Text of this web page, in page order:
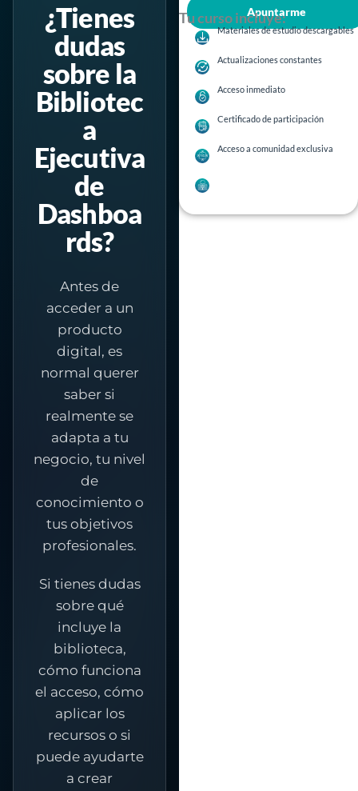
¿Tienes
dudas
sobre la
Bibliotec
a
Ejecutiva
de
Dashboa
rds?
Antes de
acceder a un
producto
digital, es
normal querer
saber si
realmente se
adapta a tu
negocio, tu nivel
de
conocimiento o
tus objetivos
profesionales.
Si tienes dudas
sobre qué
incluye la
biblioteca,
cómo funciona
el acceso, cómo
aplicar los
recursos o si
puede ayudarte
a crear
Tu curso incluye:
Materiales de estudio descargables
Actualizaciones constantes
Acceso inmediato
Certificado de participación
Acceso a comunidad exclusiva